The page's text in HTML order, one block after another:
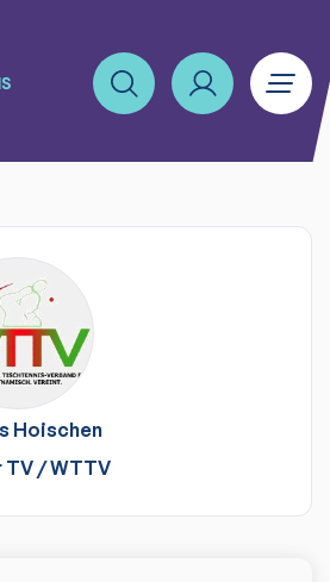
Hoischen
TV /WTTV